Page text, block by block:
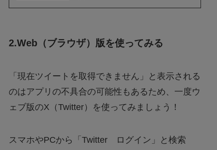
2.Web（ブラウザ）版を使ってみる
「現在ツイートを取得できません」と表示される
のはアプリの不具合の可能性もあるため、一度ウ
ェブ版のX（Twitter）を使ってみましょう！
スマホやPCから「Twitter ログイン」と検索